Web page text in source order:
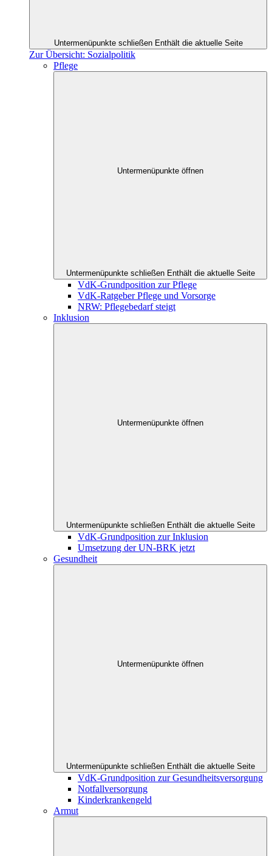
Untermenüpunkte schließen Enthält die aktuelle Seite
Zur Übersicht: Sozialpolitik
Pflege
Untermenüpunkte öffnen
Untermenüpunkte schließen Enthält die aktuelle Seite
VdK-Grundposition zur Pflege
VdK-Ratgeber Pflege und Vorsorge
NRW: Pflegebedarf steigt
Inklusion
Untermenüpunkte öffnen
Untermenüpunkte schließen Enthält die aktuelle Seite
VdK-Grundposition zur Inklusion
Umsetzung der UN-BRK jetzt
Gesundheit
Untermenüpunkte öffnen
Untermenüpunkte schließen Enthält die aktuelle Seite
VdK-Grundposition zur Gesundheitsversorgung
Notfallversorgung
Kinderkrankengeld
Armut